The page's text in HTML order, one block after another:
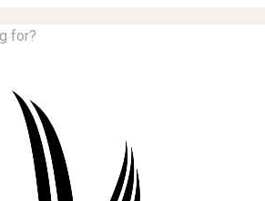
for?